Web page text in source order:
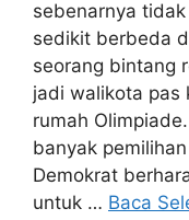
sebenarnya
sedikit berbeda
seorang bintang
jadi walikota pas
rumah
banyak
Demokrat
untuk … Baca